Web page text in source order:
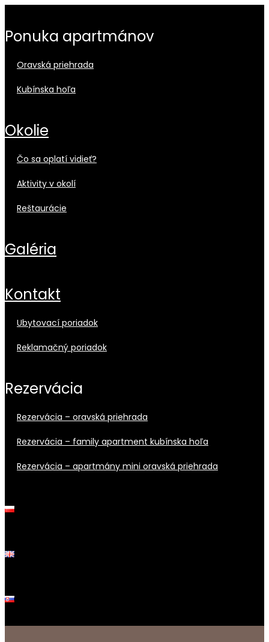
ponuka apartmánov
oravská priehrada
kubínska hoľa
okolie
čo sa oplatí vidieť?
aktivity v okolí
reštaurácie
galéria
kontakt
ubytovací poriadok
reklamačný poriadok
rezervácia
rezervácia – oravská priehrada
rezervácia – family apartment kubínska hoľa
rezervácia – apartmány mini oravská priehrada